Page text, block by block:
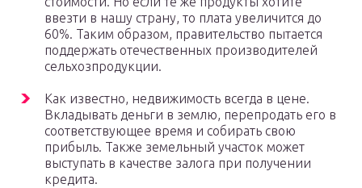
ввезти в нашу страну, то плата увеличится до
60%. Таким образом, правительство пытается
поддержать отечественных производителей
сельхозпродукции.
Как известно, недвижимость всегда в цене.
Вкладывать деньги в землю, перепродать его в
соответствующее время и собирать свою
прибыль. Также земельный участок может
выступать в качестве залога при получении
кредита.